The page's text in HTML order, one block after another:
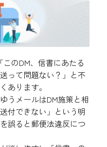
のDM、信書にあたる
って問題ない？」と不
あります。
うメールはDM施策と相
付できない」という明
誤ると郵便法違反につ